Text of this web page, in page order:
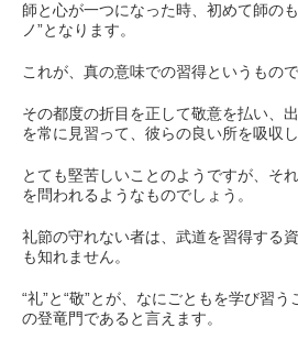
師と心が一つになった時、初めて師の
ノ”となります。
これが、真の意味での習得というもの
その都度の折目を正して敬意を払い、
を常に見習って、彼らの良い所を吸収
とても堅苦しいことのようですが、そ
を問われるようなものでしょう。
礼節の守れない者は、武道を習得する
も知れません。
“礼”と“敬”とが、なにごともを学び習
の登竜門であると言えます。